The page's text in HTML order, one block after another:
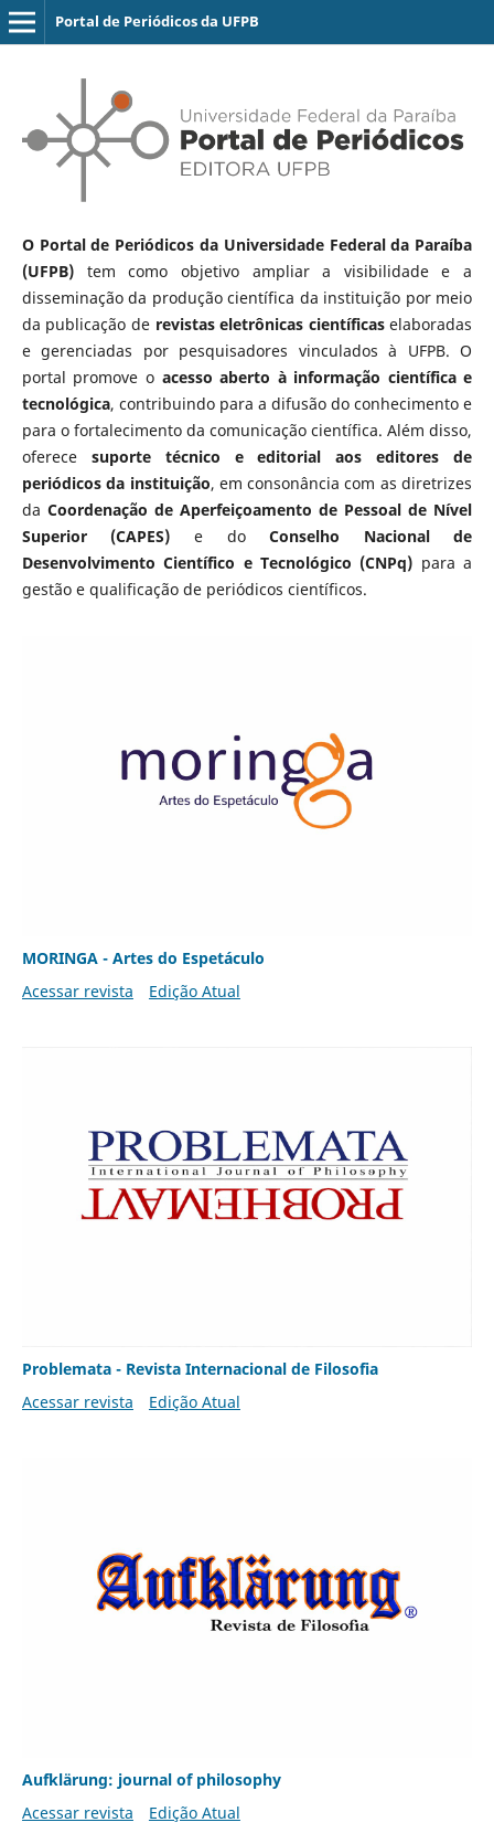
Portal de Periódicos da UFPB
O Portal de Periódicos da Universidade Federal da Paraíba
(UFPB)tem como objetivo ampliar a visibilidade e a
disseminação da produção científica da instituição por meio
da publicação de revistas eletrônicas científicaselaboradas
e gerenciadas por pesquisadores vinculados à UFPB. O
portal promove o acesso aberto à informação científica e
tecnológica, contribuindo para a difusão do conhecimento e
para o fortalecimento da comunicação científica. Além disso,
oferece suporte técnico e editorial aos editores de
periódicos da instituição, em consonância com as diretrizes
da Coordenação de Aperfeiçoamento de Pessoal de Nível
Superior (CAPES) e doConselho Nacional de
Desenvolvimento Científico e Tecnológico (CNPq) para a
gestão e qualificação de periódicos científicos.
MORINGA - Artes do Espetáculo
Acessar revista
Edição Atual
Problemata - Revista Internacional de Filosofia
Acessar revista
Edição Atual
Aufklärung: journal of philosophy
Acessar revista
Edição Atual